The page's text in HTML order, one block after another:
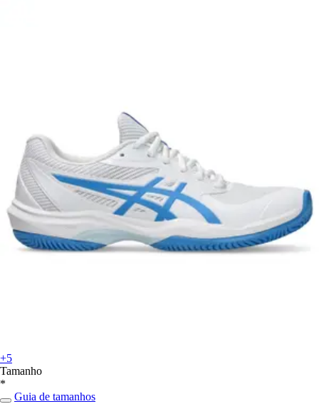
+5
Tamanho
*
Guia de tamanhos